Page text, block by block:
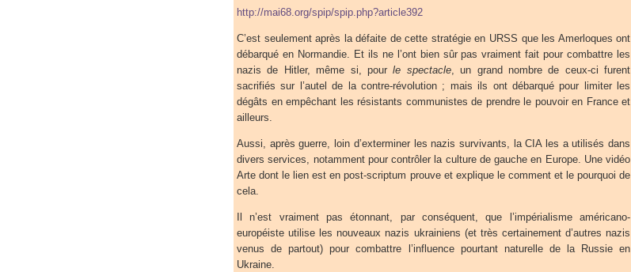
http://mai68.org/spip/spip.php?article392
C’est seulement après la défaite de cette stratégie en URSS que les Amerloques ont
débarqué en Normandie. Et ils ne l’ont bien sûr pas vraiment fait pour combattre les
nazis de Hitler, même si, pourle spectacle, un grand nombre de ceux-ci furent
sacrifiés sur l’autel de la contre-révolution ; mais ils ont débarqué pour limiter les
dégâts en empêchant les résistants communistes de prendre le pouvoir en France et
ailleurs.
Aussi, après guerre, loin d’exterminer les nazis survivants, la CIA les a utilisés dans
divers services, notamment pour contrôler la culture de gauche en Europe. Une vidéo
Arte dont le lien est en post-scriptum prouve et explique le comment et le pourquoi de
cela.
Il n’est vraiment pas étonnant, par conséquent, que l’impérialisme américano-
européiste utilise les nouveaux nazis ukrainiens (et très certainement d’autres nazis
venus de partout) pour combattre l’influence pourtant naturelle de la Russie en
Ukraine.